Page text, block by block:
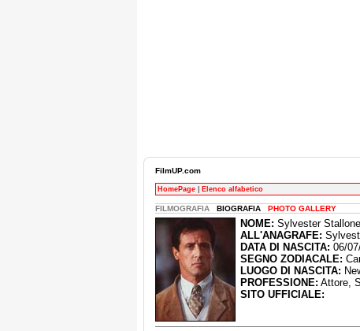
FilmUP.com
HomePage Elenco alfabetico
FILMOGRAFIA BIOGRAFIA PHOTO GALLERY
NOME: Sylvester Stallone
ALL'ANAGRAFE:
DATA DI NASCITA: 06/
SEGNO ZODIACALE:
LUOGO DI NASCITA:
PROFESSIONE: Attore,
SITO UFFICIALE: